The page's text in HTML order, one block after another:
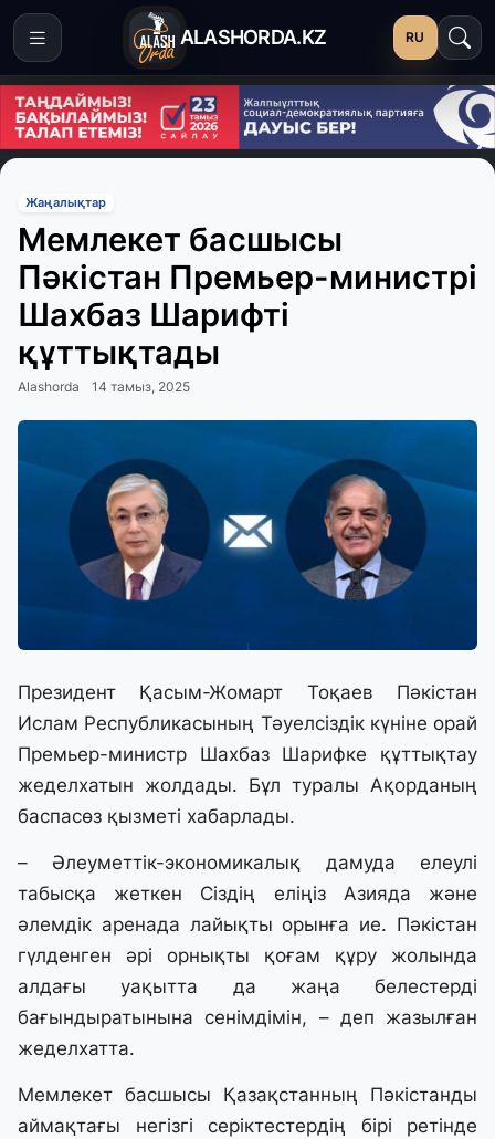
ALASHORDA.KZ RU
Жаңалықтар
Мемлекет басшысы
Пәкістан Премьер-министрі
Шахбаз Шарифті
құттықтады
Alashorda 14 тамыз, 2025
Президент Қасым-Жомарт Тоқаев Пәкістан
Ислам Республикасының Тәуелсіздік күніне орай
Премьер-министр Шахбаз Шарифке құттықтау
жеделхатын жолдады. Бұл туралы Ақорданың
баспасөз қызметі хабарлады.
– Әлеуметтік-экономикалық дамуда елеулі
табысқа жеткен Сіздің еліңіз Азияда және
әлемдік аренада лайықты орынға ие. Пәкістан
гүлденген әрі орнықты қоғам құру жолында
алдағы уақытта да жаңа белестерді
бағындыратынына сенімдімін, – деп жазылған
жеделхатта.
Мемлекет басшысы Қазақстанның Пәкістанды
аймақтағы негізгі серіктестердің бірі ретінде